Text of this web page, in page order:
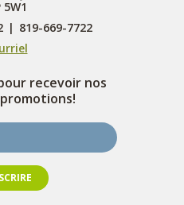
5W1
| 819-669-7722
recevoir nos
Votre courriel